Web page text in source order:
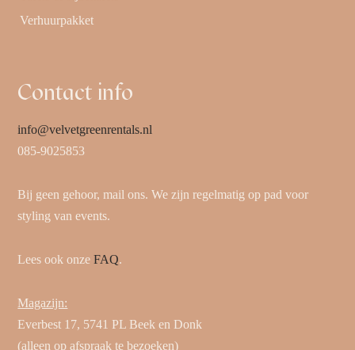
Verhuurpakket
Contact info
info@velvetgreenrentals.nl
085-9025853
Bij geen gehoor, mail ons. We zijn regelmatig op pad voor
styling van events.
Lees ook onzeFAQ.
Magazijn:
Everbest 17, 5741 PL Beek en Donk
(alleen op afspraak te bezoeken)